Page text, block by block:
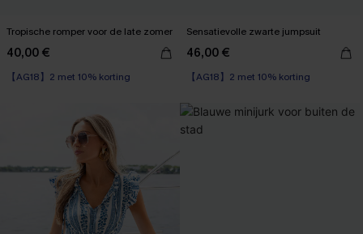
Tropische romper voor de late zomer
40,00 €
【AG18】2 met 10% korting
Sensatievolle zwarte jumpsuit
46,00 €
【AG18】2 met 10% korting